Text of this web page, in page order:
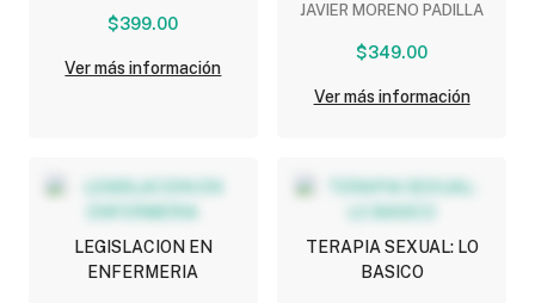
$399.00
Ver más información
MEXICANOS
JAVIER MORENO PADILLA
$349.00
Ver más información
LEGISLACION EN
ENFERMERIA
TERAPIA SEXUAL: LO
BASICO